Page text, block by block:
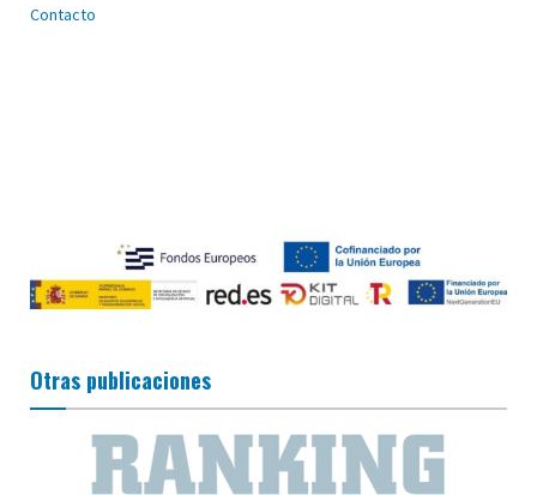
Contacto
Otras publicaciones